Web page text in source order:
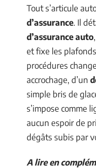
Tout s’articule
d’assurance. Il
d’assurance auto
et fixe les
procédures
accrochage, d’un
simple bris de
s’impose comme
aucun espoir de
dégâts subis par
A lire en